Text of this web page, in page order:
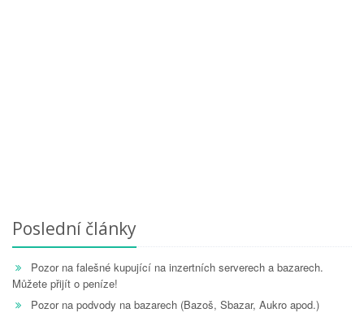
Poslední články
Pozor na falešné kupující na inzertních serverech a bazarech.
Můžete přijít o peníze!
Pozor na podvody na bazarech (Bazoš, Sbazar, Aukro apod.)